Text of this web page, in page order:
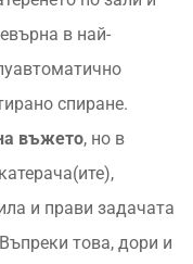
в най-
спиране.
въжето, но в
и прави задачата
това, дори и